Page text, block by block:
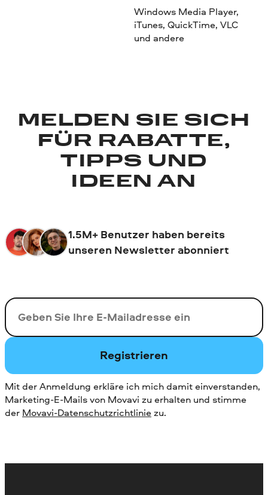
Windows Media Player,
iTunes, QuickTime, VLC
und andere
MELDEN SIE SICH
FÜR RABATTE,
TIPPS UND
IDEEN AN
1.5M+ Benutzer haben bereits
unseren Newsletter abonniert
Ihre E-Mail-Addresse
Registrieren
Mit der Anmeldung erkläre ich mich damit einverstanden,
Marketing-E-Mails von Movavi zu erhalten und stimme
der Movavi-Datenschutzrichtliniezu.